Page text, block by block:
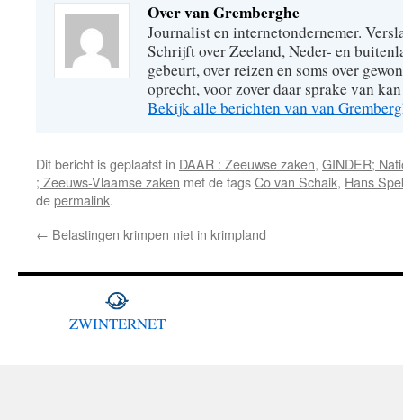
Over van Gremberghe
Journalist en internetondernemer.
Schrijft over Zeeland, Neder- en
gebeurt, over reizen en soms over
oprecht, voor zover daar sprake van
Bekijk alle berichten van van
Dit bericht is geplaatst in DAAR : Zeeuwse zaken, GINDER;
; Zeeuws-Vlaamse zaken met de tagsCo van Schaik, Hans
depermalink.
← Belastingen krimpen niet in krimpland
ZWINTERNET